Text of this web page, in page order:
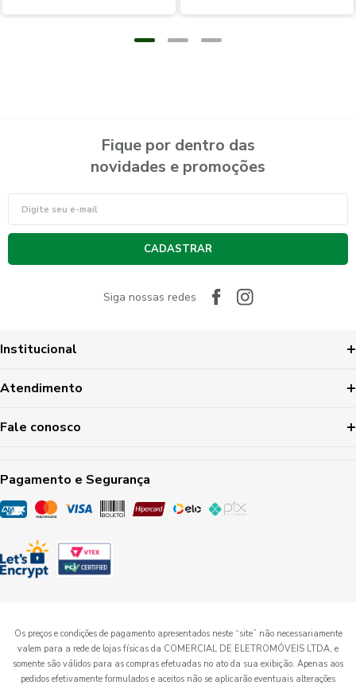
Fique por dentro das
novidades e promoções
CADASTRAR
Siga nossas redes
Institucional
Atendimento
Fale conosco
Pagamento e Segurança
Os preços e condições de pagamento apresentados neste “site” não necessariamente
valem para a rede de lojas físicas da COMERCIAL DE ELETROMÓVEIS LTDA, e
somente são válidos para as compras efetuadas no ato da sua exibição. Apenas aos
pedidos efetivamente formulados e aceitos não se aplicarão eventuais alterações